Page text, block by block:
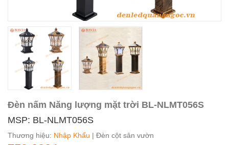
Đèn nấm Năng lượng mặt trời BL-NLMT056S
MSP: BL-NLMT056S
Thương hiệu: Nhập Khẩu | Đèn cột sân vườn